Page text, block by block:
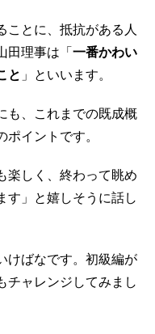
ことに、抵抗がある人
田理事は「一番かわい
と 」といいます。
も、これまでの既成概
イントです。
楽しく、終わって眺め
す」と嬉しそうに話し
けばなです。初級編が
チャレンジしてみまし